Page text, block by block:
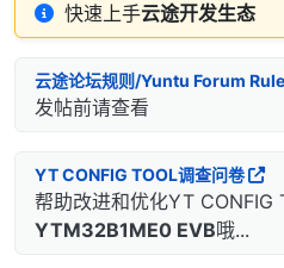
快速上手云途开发生态
云途论坛规则/Yuntu Forum
发帖前请查看
YT CONFIG TOOL调查问卷
帮助改进和优化YT CONFIG
YTM32B1ME0 EVB哦...